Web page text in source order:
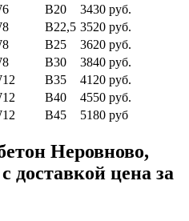
В20
3430 руб.
В22,5 3520 руб.
В25
3620 руб.
В30
3840 руб.
В35
4120 руб.
В40
4550 руб.
В45 5180 руб
Неровново,
доставкой цена за